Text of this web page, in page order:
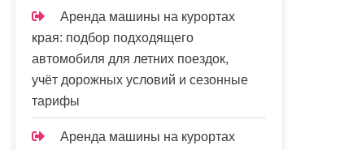
Аренда машины на курортах
края: подбор подходящего
автомобиля для летних поездок,
учёт дорожных условий и сезонные
тарифы
Аренда машины на курортах